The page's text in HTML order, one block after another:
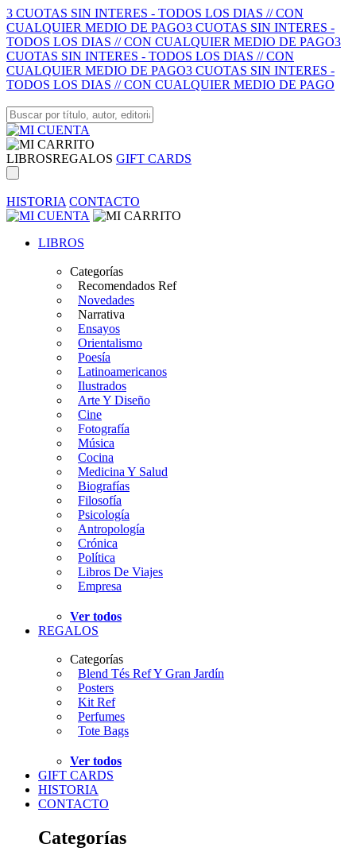
3 CUOTAS SIN INTERES - TODOS LOS DIAS // CON
CUALQUIER MEDIO DE PAGO3 CUOTAS SIN INTERES -
TODOS LOS DIAS // CON CUALQUIER MEDIO DE PAGO3
CUOTAS SIN INTERES - TODOS LOS DIAS // CON
CUALQUIER MEDIO DE PAGO3 CUOTAS SIN INTERES -
TODOS LOS DIAS // CON CUALQUIER MEDIO DE PAGO
LIBROSREGALOS GIFT CARDS
HISTORIA CONTACTO
LIBROS
Categorías
Recomendados Ref
Novedades
Narrativa
Ensayos
Orientalismo
Poesía
Latinoamericanos
Ilustrados
Arte Y Diseño
Cine
Fotografía
Música
Cocina
Medicina Y Salud
Biografías
Filosofía
Psicología
Antropología
Crónica
Política
Libros De Viajes
Empresa
Ver todos
REGALOS
Categorías
Blend Tés Ref Y Gran Jardín
Posters
Kit Ref
Perfumes
Tote Bags
Ver todos
GIFT CARDS
HISTORIA
CONTACTO
Categorías